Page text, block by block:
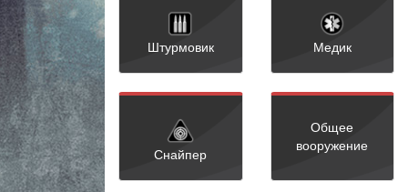
Штурмовик Медик
Снайпер
Общее
вооружение